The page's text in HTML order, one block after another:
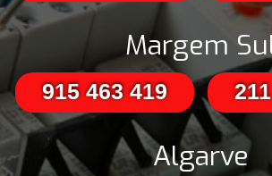
Margem
915 463 419
Algarve